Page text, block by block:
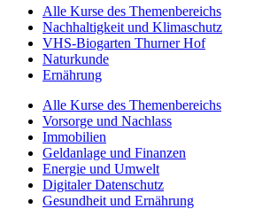
Alle Kurse des Themenbereichs
Nachhaltigkeit und Klimaschutz
VHS-Biogarten Thurner Hof
Naturkunde
Ernährung
Alle Kurse des Themenbereichs
Vorsorge und Nachlass
Immobilien
Geldanlage und Finanzen
Energie und Umwelt
Digitaler Datenschutz
Gesundheit und Ernährung